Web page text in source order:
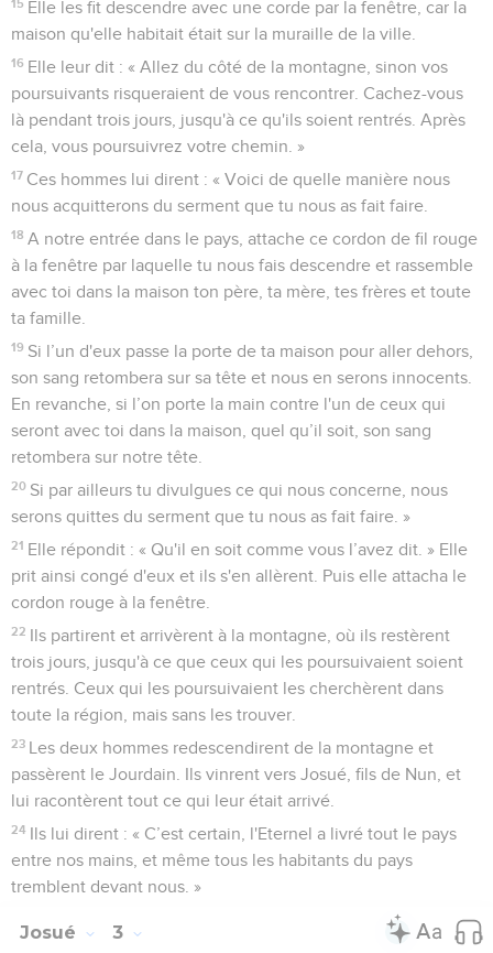
15 Elle les fit descendre avec une corde par la fenêtre, car la
maison qu'elle habitait était sur la muraille de la ville.
16 Elle leur dit : « Allez du côté de la montagne, sinon vos
poursuivants risqueraient de vous rencontrer. Cachez-vous
là pendant trois jours, jusqu'à ce qu'ils soient rentrés. Après
cela, vous poursuivrez votre chemin. »
17 Ces hommes lui dirent : « Voici de quelle manière nous
nous acquitterons du serment que tu nous as fait faire.
18 A notre entrée dans le pays, attache ce cordon de fil rouge
à la fenêtre par laquelle tu nous fais descendre et rassemble
avec toi dans la maison ton père, ta mère, tes frères et toute
ta famille.
19 Si l’un d'eux passe la porte de ta maison pour aller dehors,
son sang retombera sur sa tête et nous en serons innocents.
En revanche, si l’on porte la main contre l'un de ceux qui
seront avec toi dans la maison, quel qu’il soit, son sang
retombera sur notre tête.
20 Si par ailleurs tu divulgues ce qui nous concerne, nous
serons quittes du serment que tu nous as fait faire. »
21 Elle répondit : « Qu'il en soit comme vous l’avez dit. » Elle
prit ainsi congé d'eux et ils s'en allèrent. Puis elle attacha le
cordon rouge à la fenêtre.
22 Ils partirent et arrivèrent à la montagne, où ils restèrent
trois jours, jusqu'à ce que ceux qui les poursuivaient soient
rentrés. Ceux qui les poursuivaient les cherchèrent dans
toute la région, mais sans les trouver.
23 Les deux hommes redescendirent de la montagne et
passèrent le Jourdain. Ils vinrent vers Josué, fils de Nun, et
lui racontèrent tout ce qui leur était arrivé.
24 Ils lui dirent : « C’est certain, l'Eternel a livré tout le pays
entre nos mains, et même tous les habitants du pays
tremblent devant nous. »
Josué 3